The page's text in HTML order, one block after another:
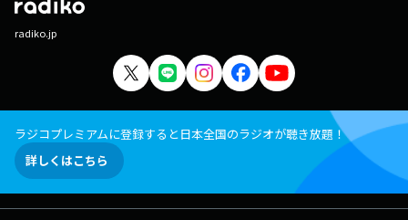
radiko.jp
ラジコプレミアムに登録すると日本全国のラジオが聴き放題！
詳しくはこちら